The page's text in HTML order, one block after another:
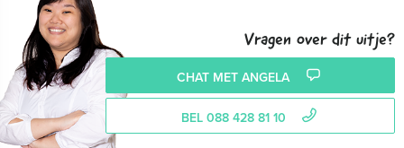
Vragen over dit uitje?
CHAT MET ANGELA
BEL 088 428 81 10